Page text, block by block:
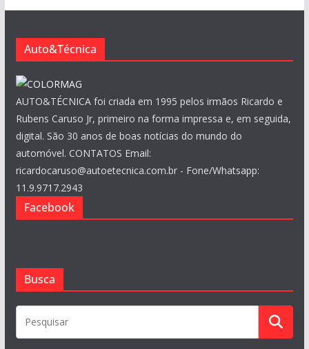
s
Auto&Técnica
AUTO&TÉCNICA foi criada em 1995 pelos irmãos Ricardo e
Rubens Caruso Jr, primeiro na forma impressa e, em seguida,
digital. São 30 anos de boas notícias do mundo do
automóvel. CONTATOS Email:
ricardocaruso@autoetecnica.com.br - Fone/Whatsapp:
11.9.9717.2943
Facebook
Busca